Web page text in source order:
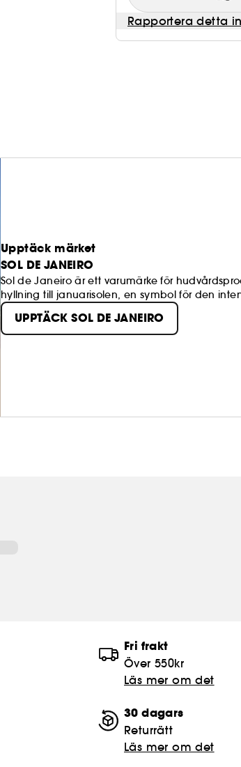
Rapportera detta
Upptäck märket
SOL DE JANEIRO
Sol de Janeiro är ett varumärke för
hyllning till januarisolen, en symbol för den
UPPTÄCK SOL DE JANEIRO
Fri frakt
Över 550kr
Läs mer om det
30 dagars
Returrätt
Läs mer om det